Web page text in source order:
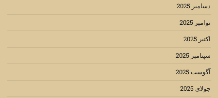
دسامبر 2025
نوامبر 2025
اکتبر 2025
سپتامبر 2025
آگوست 2025
جولای 2025